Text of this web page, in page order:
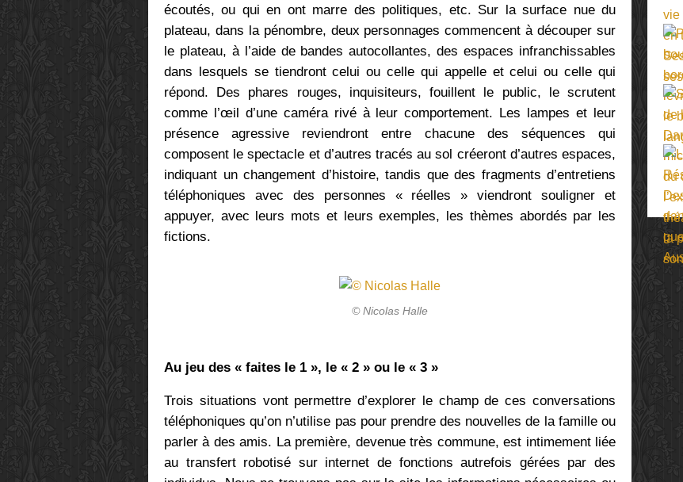
écoutés, ou qui en ont marre des politiques, etc. Sur la surface nue du
plateau, dans la pénombre, deux personnages commencent à découper sur
le plateau, à l’aide de bandes autocollantes, des espaces infranchissables
dans lesquels se tiendront celui ou celle qui appelle et celui ou celle qui
répond. Des phares rouges, inquisiteurs, fouillent le public, le scrutent
comme l’œil d’une caméra rivé à leur comportement. Les lampes et leur
présence agressive reviendront entre chacune des séquences qui
composent le spectacle et d’autres tracés au sol créeront d’autres espaces,
indiquant un changement d’histoire, tandis que des fragments d’entretiens
téléphoniques avec des personnes « réelles » viendront souligner et
appuyer, avec leurs mots et leurs exemples, les thèmes abordés par les
fictions.
© Nicolas Halle
Au jeu des « faites le 1 », le « 2 » ou le « 3 »
Trois situations vont permettre d’explorer le champ de ces conversations
téléphoniques qu’on n’utilise pas pour prendre des nouvelles de la famille ou
parler à des amis. La première, devenue très commune, est intimement liée
au transfert robotisé sur internet de fonctions autrefois gérées par des